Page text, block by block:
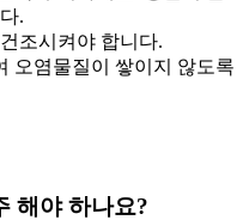
.
조시켜야 합니다.
오염물질이 쌓이지 않도록
해야 하나요?